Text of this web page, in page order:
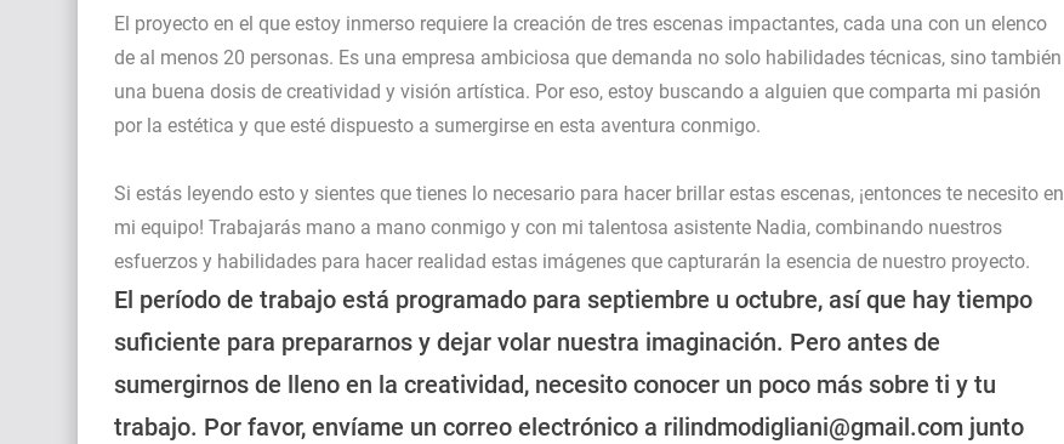
El proyecto en el que estoy inmerso requiere la creación de tres escenas impactantes, cada una con un elenco
de al menos 20 personas. Es una empresa ambiciosa que demanda no solo habilidades técnicas, sino también
una buena dosis de creatividad y visión artística. Por eso, estoy buscando a alguien que comparta mi pasión
por la estética y que esté dispuesto a sumergirse en esta aventura conmigo.
Si estás leyendo esto y sientes que tienes lo necesario para hacer brillar estas escenas, ¡entonces te necesito en
mi equipo! Trabajarás mano a mano conmigo y con mi talentosa asistente Nadia, combinando nuestros
esfuerzos y habilidades para hacer realidad estas imágenes que capturarán la esencia de nuestro proyecto.
El período de trabajo está programado para septiembre u octubre, así que hay tiempo
suficiente para prepararnos y dejar volar nuestra imaginación. Pero antes de
sumergirnos de lleno en la creatividad, necesito conocer un poco más sobre ti y tu
trabajo. Por favor, envíame un correo electrónico a rilindmodigliani@gmail.com junto